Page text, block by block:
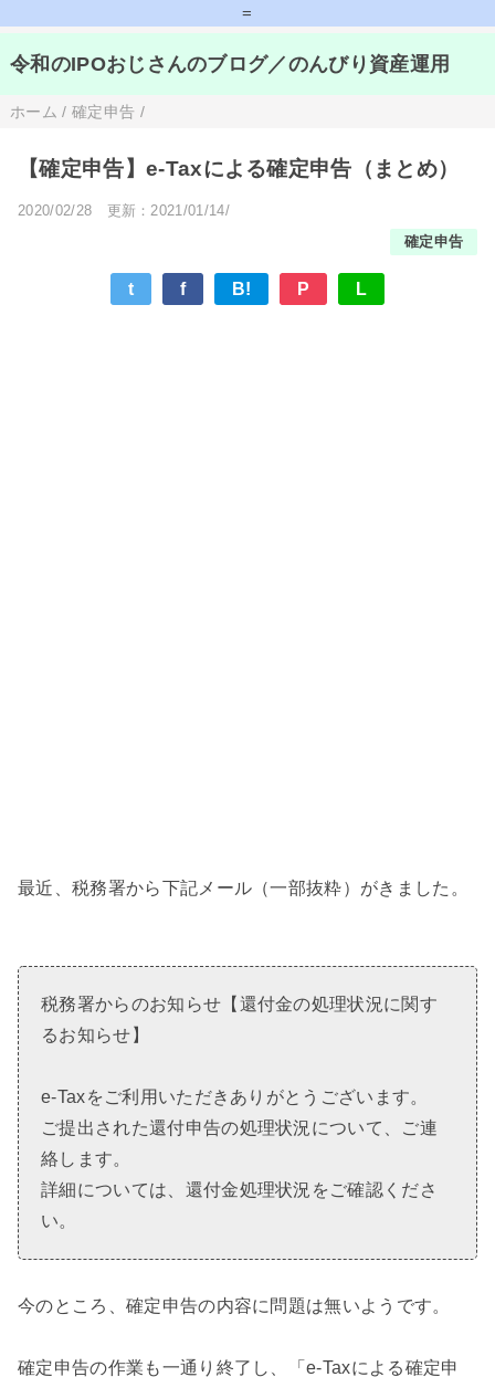
=
令和のIPOおじさんのブログ／のんびり資産運用
ホーム / 確定申告 /
【確定申告】e-Taxによる確定申告（まとめ）
2020/02/28 更新：2021/01/14/
確定申告
t f B! P L
最近、税務署から下記メール（一部抜粋）がきました。
税務署からのお知らせ【還付金の処理状況に関す
るお知らせ】
e-Taxをご利用いただきありがとうございます。
ご提出された還付申告の処理状況について、ご連
絡します。
詳細については、還付金処理状況をご確認くださ
い。
今のところ、確定申告の内容に問題は無いようです。
確定申告の作業も一通り終了し、「e-Taxによる確定申